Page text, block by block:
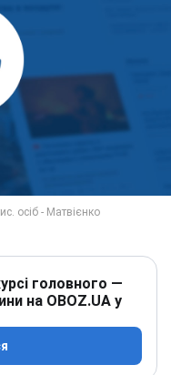
головного —
на OBOZ.UA у